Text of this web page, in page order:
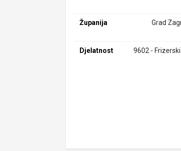
Županija
Grad
Djelatnost
9602 -